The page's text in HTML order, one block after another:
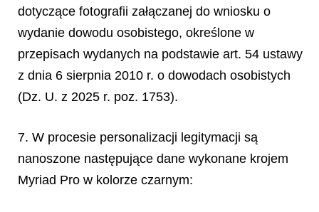
dotyczące fotografii załączanej do wniosku o
wydanie dowodu osobistego, określone w
przepisach wydanych na podstawie art. 54 ustawy
z dnia 6 sierpnia 2010 r. o dowodach osobistych
(Dz. U. z 2025 r. poz. 1753).
7. W procesie personalizacji legitymacji są
nanoszone następujące dane wykonane krojem
Myriad Pro w kolorze czarnym: